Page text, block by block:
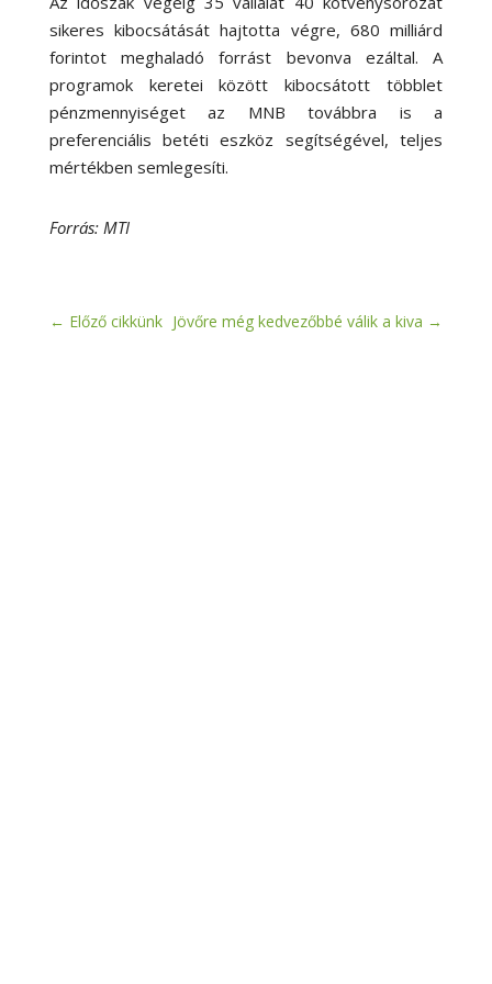
sikeres kibocsátását hajtotta végre, 680 milliárd
forintot meghaladó forrást bevonva ezáltal. A
programok keretei között kibocsátott többlet
pénzmennyiséget az MNB továbbra is a
preferenciális betéti eszköz segítségével, teljes
mértékben semlegesíti.
Forrás: MTI
← Előző cikkünk Jövőre még kedvezőbbé válik a kiva →